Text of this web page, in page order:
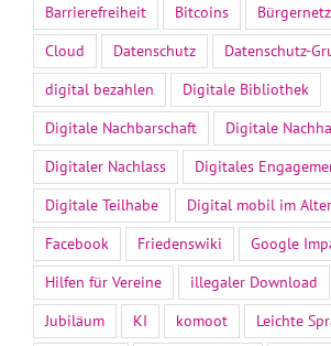
Barrierefreiheit
Bitcoins Bürgernetz
Cloud
Datenschutz
Datenschutz-
digital bezahlen
Digitale Bibliothek
Digitale Nachbarschaft
Digitale
Digitaler Nachlass
Digitales
Digitale Teilhabe
Digital mobil im Alter
Facebook
Friedenswiki
Google
Hilfen für Vereine
illegaler Download
Jubiläum
KI komoot
Leichte